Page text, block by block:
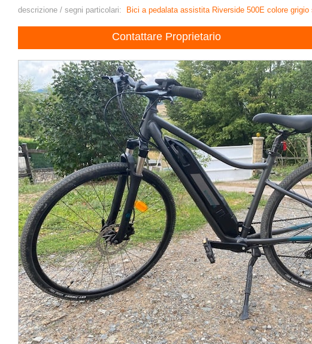
descrizione / segni particolari:
Bici a pedalata assistita Riverside 500E colore
Contattare Proprietario